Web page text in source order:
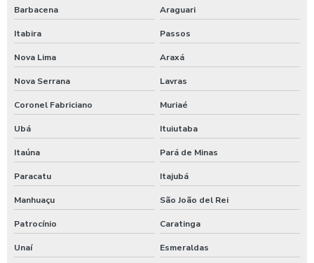
Lavagem de caminhão equipamentos
Lavagem de caminhão de lixo
Lavagem de caminhão preço
Lavagem de carros self service
Lavagem expressa
Lavagem expressa de carros
Lavagem de máquinas agrícolas
Lavagem de máquinas pesadas
Lavagem de ônibus
Barbacena Araguari
Itabira Passos
Nova Lima Araxá
Nova Serrana Lavras
Coronel Fabriciano Muriaé
Ubá Ituiutaba
Itaúna Pará de Minas
Paracatu Itajubá
Manhuaçu São João del Rei
Patrocínio Caratinga
Unaí Esmeraldas